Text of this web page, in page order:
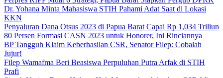
Dr. Yohana Minta Mahasiswa STIH Pahami Adat Saat di Lokasi
KKN
Penyaluran Dana Otsus 2023 di Papua Barat Capai Rp 1,034 Triliun
80 Persen Formasi CASN 2023 untuk Honorer, Ini Rinciannya
BP Tangguh Klaim Keberhasilan CSR, Senator Filep: Cobalah
Jujur!
Filep Wamafma Beri Beasiswa Perpuluhan Putra Arfak di STIH
Prafi